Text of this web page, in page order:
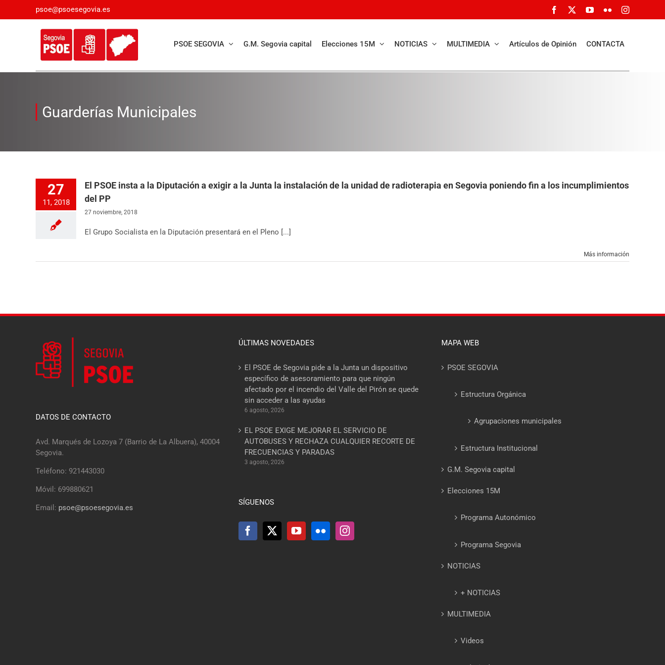
psoe@psoesegovia.es Facebook YouTube
FlickrInstagram
PSOE SEGOVIA G.M. Segovia capital Elecciones 15M NOTICIAS MULTIMEDIA Artículos de Opinión CONTACTA
Guarderías Municipales
27
11, 2018
El PSOE insta a la Diputación a exigir a la Junta la instalación de la unidad de radioterapia en Segovia poniendo fin a los incumplimientos
del PP
27 noviembre, 2018
El Grupo Socialista en la Diputación presentará en el Pleno [...]
Más información
DATOS DE CONTACTO
Avd. Marqués de Lozoya 7 (Barrio de La Albuera), 40004
Segovia.
Teléfono: 921443030
Móvil: 699880621
Email: psoe@psoesegovia.es
ÚLTIMAS NOVEDADES
El PSOE de Segovia pide a la Junta un dispositivo
específico de asesoramiento para que ningún
afectado por el incendio del Valle del Pirón se quede
sin acceder a las ayudas
6 agosto, 2026
EL PSOE EXIGE MEJORAR EL SERVICIO DE
AUTOBUSES Y RECHAZA CUALQUIER RECORTE DE
FRECUENCIAS Y PARADAS
3 agosto, 2026
SÍGUENOS
MAPA WEB
PSOE SEGOVIA
Estructura Orgánica
Agrupaciones municipales
Estructura Institucional
G.M. Segovia capital
Elecciones 15M
Programa Autonómico
Programa Segovia
NOTICIAS
+ NOTICIAS
MULTIMEDIA
Videos